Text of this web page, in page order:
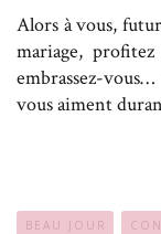
Alors à vous,
mariage,
embrassez-
vous aiment
BEAU JOUR